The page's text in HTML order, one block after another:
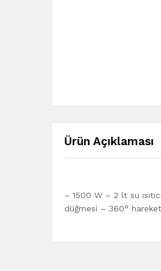
Ürün Açıklaması
– 1500 W – 2 lt su
düğmesi – 360°